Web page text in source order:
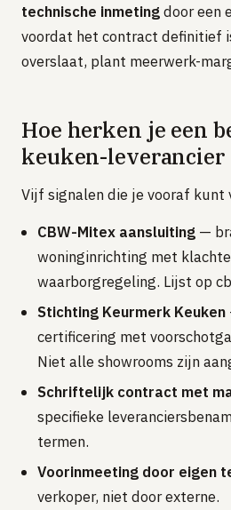
technische inmetingdoor een
voordat het contract definitief
overslaat, plant meerwerk-
Hoe herken je een
keuken-leverancier
Vijf signalen die je vooraf kunt
CBW-Mitex aansluiting —
woninginrichting met
waarborgregeling. Lijst op
Stichting Keurmerk Keuken
certificering met
Niet alle showrooms zijn
Schriftelijk contract met
specifieke
termen.
Voorinmeeting door eigen
verkoper, niet door externe.